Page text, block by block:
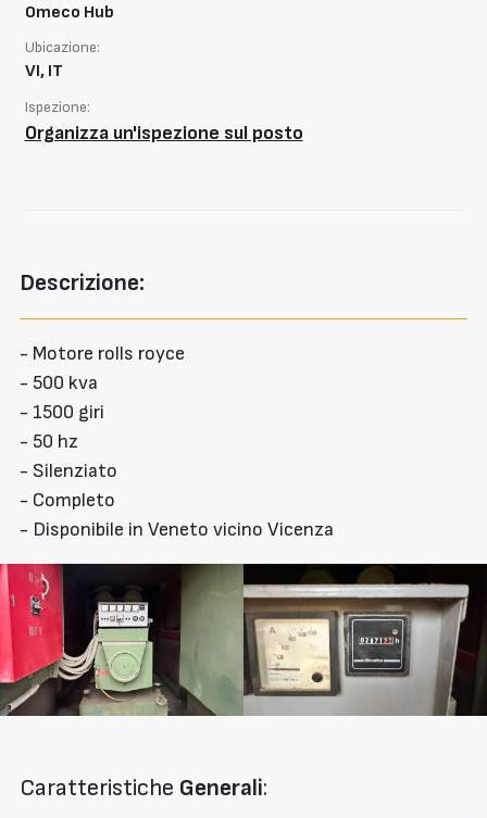
Descrizione:
- Motore rolls royce
- 500 kva
- 1500 giri
- 50 hz
- Silenziato
- Completo
- Disponibile in Veneto vicino Vicenza
Caratteristiche Generali:
Omeco Hub
Ubicazione:
VI, IT
Ispezione:
Organizza un'ispezione sul posto